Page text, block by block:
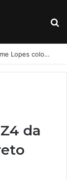
‘Quem não tem voz, não tem vez’: Guilherme Lopes coloca representação de Penedo no centro da disputa pela ALE
da